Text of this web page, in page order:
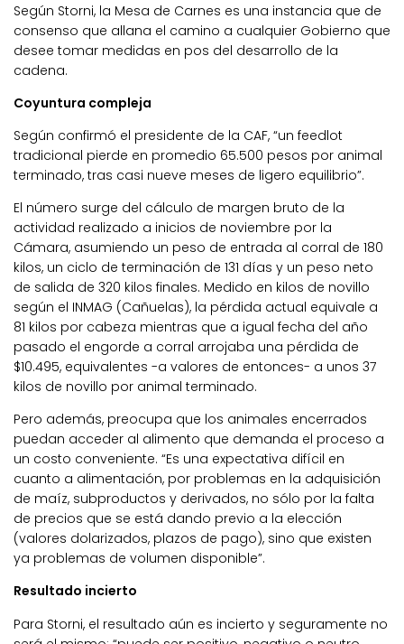
Según Storni, la Mesa de Carnes es una instancia que de
consenso que allana el camino a cualquier Gobierno que
desee tomar medidas en pos del desarrollo de la
cadena.
Coyuntura compleja
Según confirmó el presidente de la CAF, “un feedlot
tradicional pierde en promedio 65.500 pesos por animal
terminado, tras casi nueve meses de ligero equilibrio”.
El número surge del cálculo de margen bruto de la
actividad realizado a inicios de noviembre por la
Cámara, asumiendo un peso de entrada al corral de 180
kilos, un ciclo de terminación de 131 días y un peso neto
de salida de 320 kilos finales. Medido en kilos de novillo
según el INMAG (Cañuelas), la pérdida actual equivale a
81 kilos por cabeza mientras que a igual fecha del año
pasado el engorde a corral arrojaba una pérdida de
$10.495, equivalentes -a valores de entonces- a unos 37
kilos de novillo por animal terminado.
Pero además, preocupa que los animales encerrados
puedan acceder al alimento que demanda el proceso a
un costo conveniente. “Es una expectativa difícil en
cuanto a alimentación, por problemas en la adquisición
de maíz, subproductos y derivados, no sólo por la falta
de precios que se está dando previo a la elección
(valores dolarizados, plazos de pago), sino que existen
ya problemas de volumen disponible”.
Resultado incierto
Para Storni, el resultado aún es incierto y seguramente no